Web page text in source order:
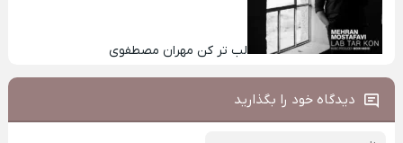
لب تر کن مهران مصطفوی
دیدگاه خود را بگذارید